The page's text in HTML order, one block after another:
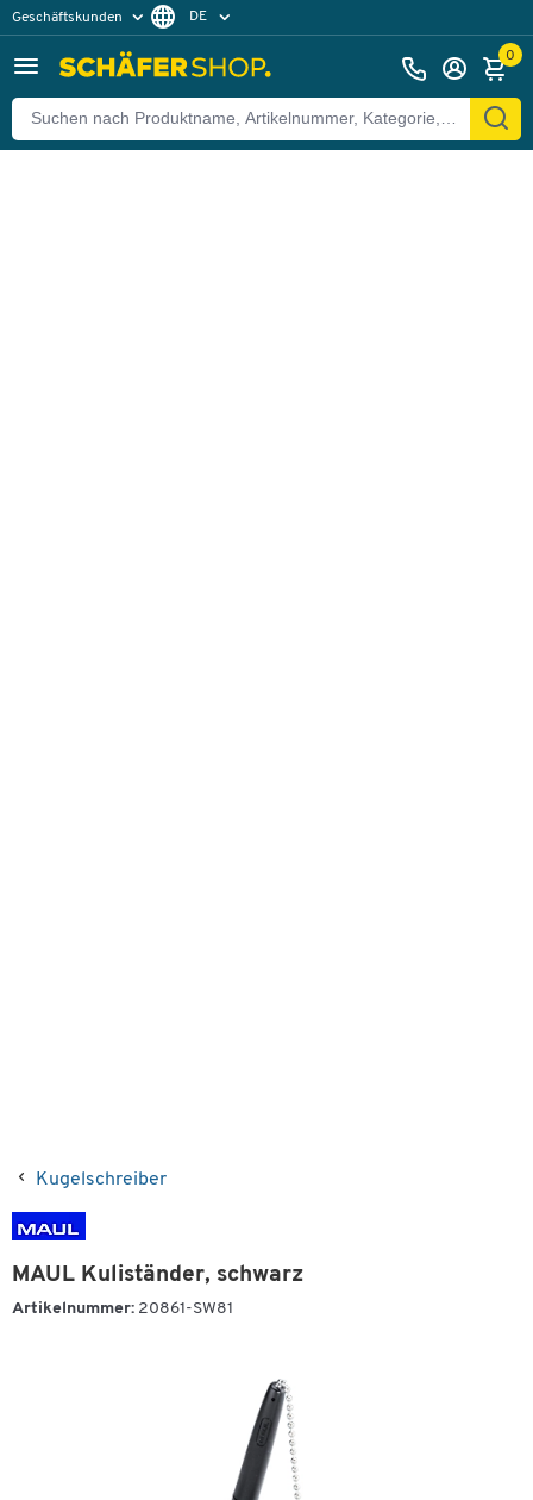
Geschäftskunden DE
0
Kugelschreiber
MAUL Kuliständer, schwarz
Artikelnummer: 20861-SW81
Zurück